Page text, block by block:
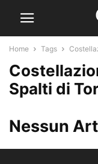
Home Tags
Spalti di
Nessun